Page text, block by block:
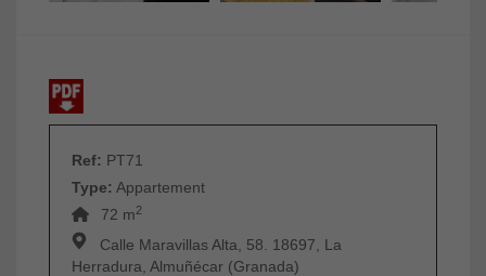
Ref: PT71
Type: Appartement
72 m2
Calle Maravillas Alta, 58. 18697, La
Herradura, Almuñécar (Granada)